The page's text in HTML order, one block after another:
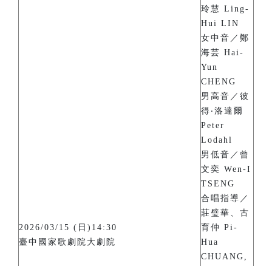
2026/03/15 (日)14:30
臺中國家歌劇院大劇院
玲慧 Ling-
Hui LIN
女中音／鄭
海芸 Hai-
Yun
CHENG
男高音／彼
得‧洛達爾
Peter
Lodahl
男低音／曾
文奕 Wen-I
TSENG
合唱指導／
莊璧華、古
育仲 Pi-
Hua
CHUANG,